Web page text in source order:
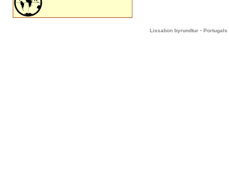
Lissabon byrundtur - Portugals